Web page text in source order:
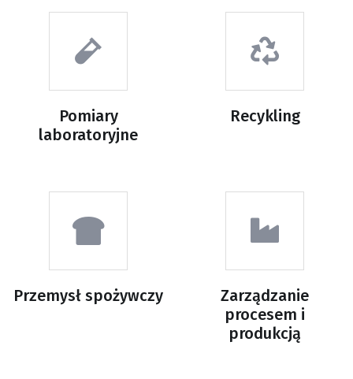
Pomiary
laboratoryjne
Recykling
Przemysł spożywczy
Zarządzanie
procesem i
produkcją